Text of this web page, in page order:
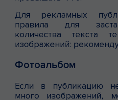
Для рекламных
правила для
количества
изображений:
Фотоальбом
Если в публикацию
много изображений,